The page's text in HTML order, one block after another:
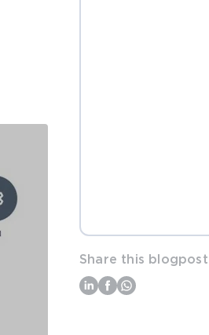
Share this blogpost